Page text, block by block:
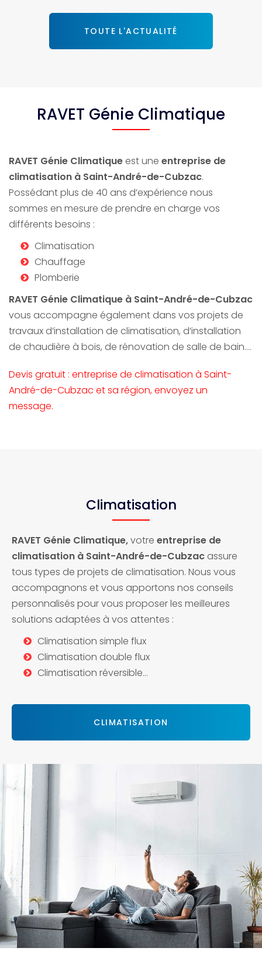
RAVET Génie Climatique
RAVET Génie Climatique est une entreprise de
climatisation à Saint-André-de-Cubzac.
Possédant plus de 40 ans d’expérience nous
sommes en mesure de prendre en charge vos
différents besoins :
Climatisation
Chauffage
Plomberie
RAVET Génie Climatique à Saint-André-de-Cubzac
vous accompagne également dans vos projets de
travaux d’installation de climatisation, d’installation
de chaudière à bois, de rénovation de salle de bain….
Devis gratuit : entreprise de climatisation à Saint-
André-de-Cubzac et sa région, envoyez un
message.
Climatisation
RAVET Génie Climatique,votre entreprise de
climatisation à Saint-André-de-Cubzac assure
tous types de projets de climatisation. Nous vous
accompagnons et vous apportons nos conseils
personnalisés pour vous proposer les meilleures
solutions adaptées à vos attentes :
Climatisation simple flux
Climatisation double flux
Climatisation réversible…
CLIMATISATION